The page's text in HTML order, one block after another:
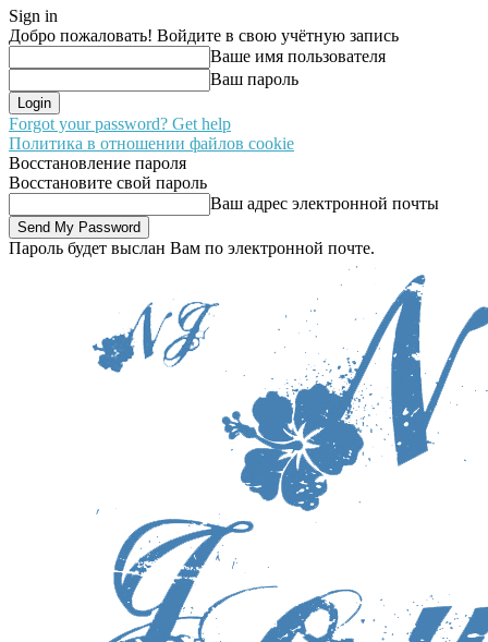
Sign in
Добро пожаловать! Войдите в свою учётную запись
Ваше имя пользователя
Ваш пароль
Forgot your password? Get help
Политика в отношении файлов cookie
Восстановление пароля
Восстановите свой пароль
Ваш адрес электронной почты
Пароль будет выслан Вам по электронной почте.